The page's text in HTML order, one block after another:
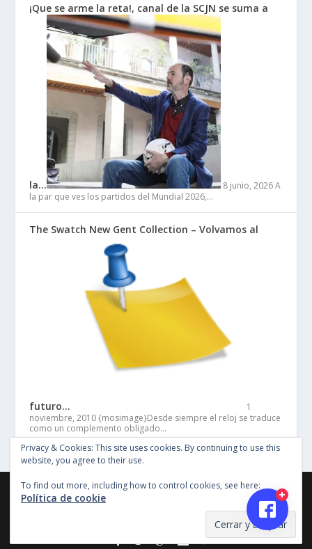
¡Que se arme la reta!, canal de la SCJN se suma a
la… 8 junio, 2026 A
la par que ves los partidos del Mundial 2026,…
The Swatch New Gent Collection – Volvamos al
futuro…
1
noviembre, 2010 {mosimage}Desde siempre el reloj se traduce
como un complemento obligado…
©Copyright Entertainment SG 2018, Todos los derechos
reservados, Imagenes y material en este sitio no pueden ser
Privacy & Cookies: This site uses cookies. By continuing to use this
website, you agree to their use.
To find out more, including how to control cookies, see here:
Política de cookie